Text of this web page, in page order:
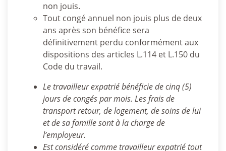
non jouis.
Tout congé annuel non jouis plus de deux
ans après son bénéfice sera
définitivement perdu conformément aux
dispositions des articles L.114 et L.150 du
Code du travail.
Le travailleur expatrié bénéficie de cinq (5)
jours de congés par mois. Les frais de
transport retour, de logement, de soins de lui
et de sa famille sont à la charge de
l’employeur.
Est considéré comme travailleur expatrié tout